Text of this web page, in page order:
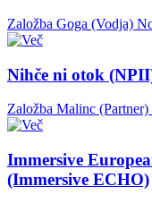
Založba Goga (Vodja)
Nihče ni otok
Založba Malinc (Partner)
Immersive
(Immersive ECHO)